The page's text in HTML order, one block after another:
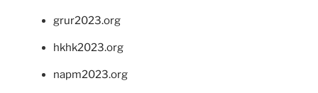
grur2023.org
hkhk2023.org
napm2023.org